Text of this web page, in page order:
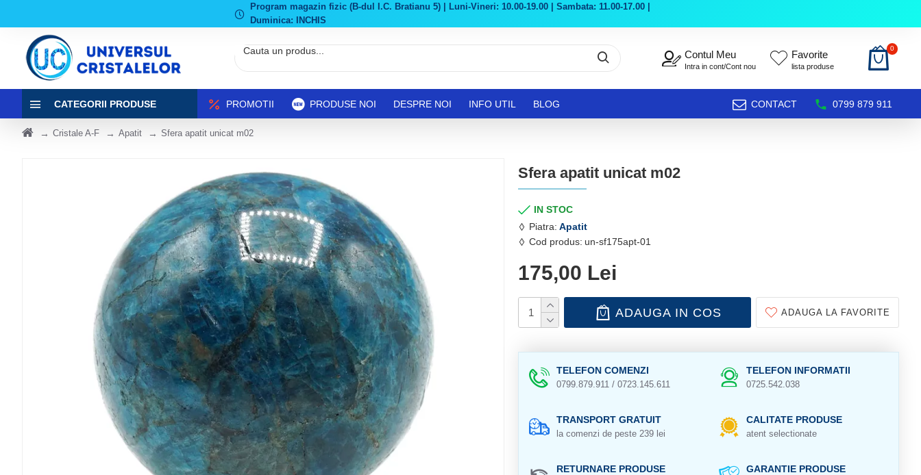
Program magazin fizic (B-dul I.C. Bratianu 5) | Luni-Vineri: 10.00-19.00 | Sambata: 11.00-17.00 |
Duminica: INCHIS
Contul Meu
Intra in cont/Cont nou
Favorite
lista produse
0
CATEGORII PRODUSE PROMOTII PRODUSE NOI DESPRE NOI INFO UTIL BLOG CONTACT 0799 879 911
Cristale A-F Apatit Sfera apatit unicat m02
Sfera apatit unicat m02
IN STOC
Piatra: Apatit
Cod produs: un-sf175apt-01
175,00 Lei
ADAUGA IN COS ADAUGA LA FAVORITE
TELEFON COMENZI
0799.879.911 / 0723.145.611
TELEFON INFORMATII
0725.542.038
TRANSPORT GRATUIT
la comenzi de peste 239 lei
CALITATE PRODUSE
atent selectionate
RETURNARE PRODUSE GARANTIE PRODUSE